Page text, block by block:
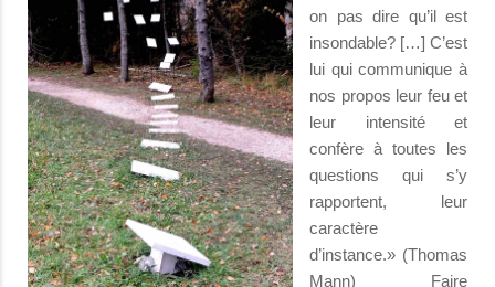
on pas dire qu’il est
insondable? […] C’est
lui qui communique à
nos propos leur feu et
leur intensité et
confère à toutes les
questions qui s’y
rapportent, leur
caractère
d’instance.» (Thomas
Mann) Faire